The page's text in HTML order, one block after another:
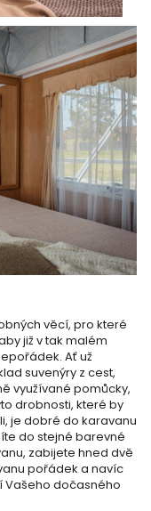
věcí, pro které
již v tak malém
Ať už
suvenýry z cest,
využívané pomůcky,
drobnosti, které by
je dobré do karavanu
do stejné barevné
zabijete hned dvě
pořádek a navíc
Vašeho dočasného